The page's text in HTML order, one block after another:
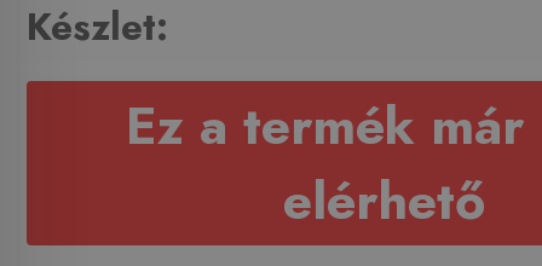
Készlet:
Ez a termék már
elérhető